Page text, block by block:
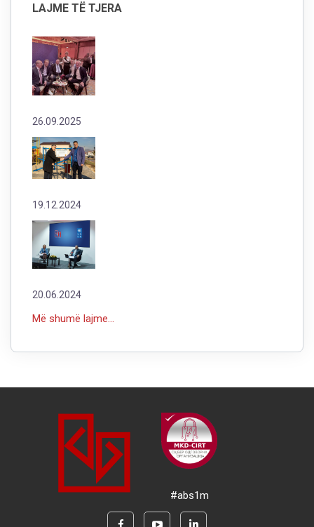
LAJME TË TJERA
26.09.2025
19.12.2024
20.06.2024
Më shumë lajme...
#abs1m